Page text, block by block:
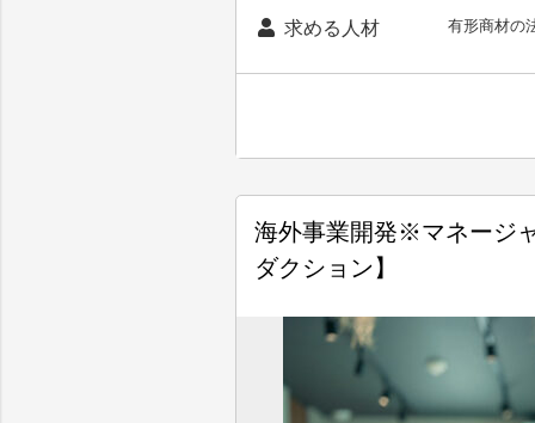
求める人材 有形商材の
海外事業開発※マネージ
ダクション】